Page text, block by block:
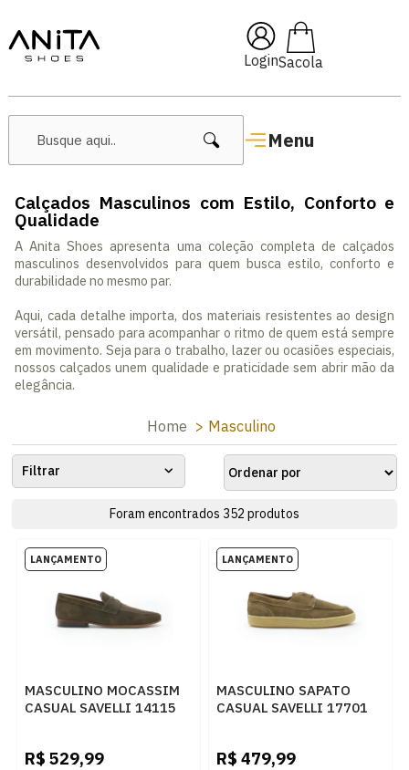
Login
Menu
Calçados Masculinos com Estilo, Conforto e
Qualidade
A Anita Shoes apresenta uma coleção completa de calçados
masculinos desenvolvidos para quem busca estilo, conforto e
durabilidade no mesmo par.
Aqui, cada detalhe importa, dos materiais resistentes ao design
versátil, pensado para acompanhar o ritmo de quem está sempre
em movimento. Seja para o trabalho, lazer ou ocasiões especiais,
nossos calçados unem qualidade e praticidade sem abrir mão da
elegância.
Home Masculino
Filtrar
Foram encontrados 352 produtos
MASCULINO MOCASSIM
CASUAL SAVELLI 14115
R$ 529,99
MASCULINO SAPATO
CASUAL SAVELLI 17701
R$ 479,99